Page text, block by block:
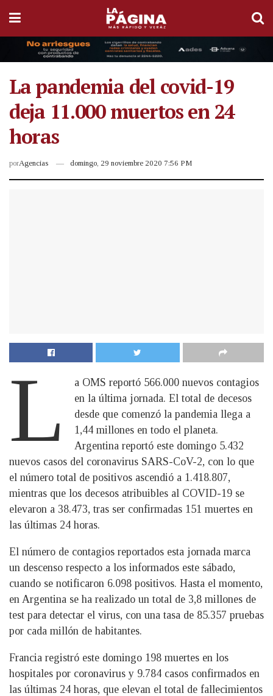
La pandemia del covid-19
deja 11.000 muertos en 24
horas
porAgencias domingo, 29 noviembre 2020 7:56 PM
L
a OMS reportó 566.000 nuevos contagios
en la última jornada. El total de decesos
desde que comenzó la pandemia llega a
1,44 millones en todo el planeta.
Argentina reportó este domingo 5.432
nuevos casos del coronavirus SARS-CoV-2, con lo que
el número total de positivos ascendió a 1.418.807,
mientras que los decesos atribuibles al COVID-19 se
elevaron a 38.473, tras ser confirmadas 151 muertes en
las últimas 24 horas.
El número de contagios reportados esta jornada marca
un descenso respecto a los informados este sábado,
cuando se notificaron 6.098 positivos. Hasta el momento,
en Argentina se ha realizado un total de 3,8 millones de
test para detectar el virus, con una tasa de 85.357 pruebas
por cada millón de habitantes.
Francia registró este domingo 198 muertes en los
hospitales por coronavirus y 9.784 casos confirmados en
las últimas 24 horas, que elevan el total de fallecimientos